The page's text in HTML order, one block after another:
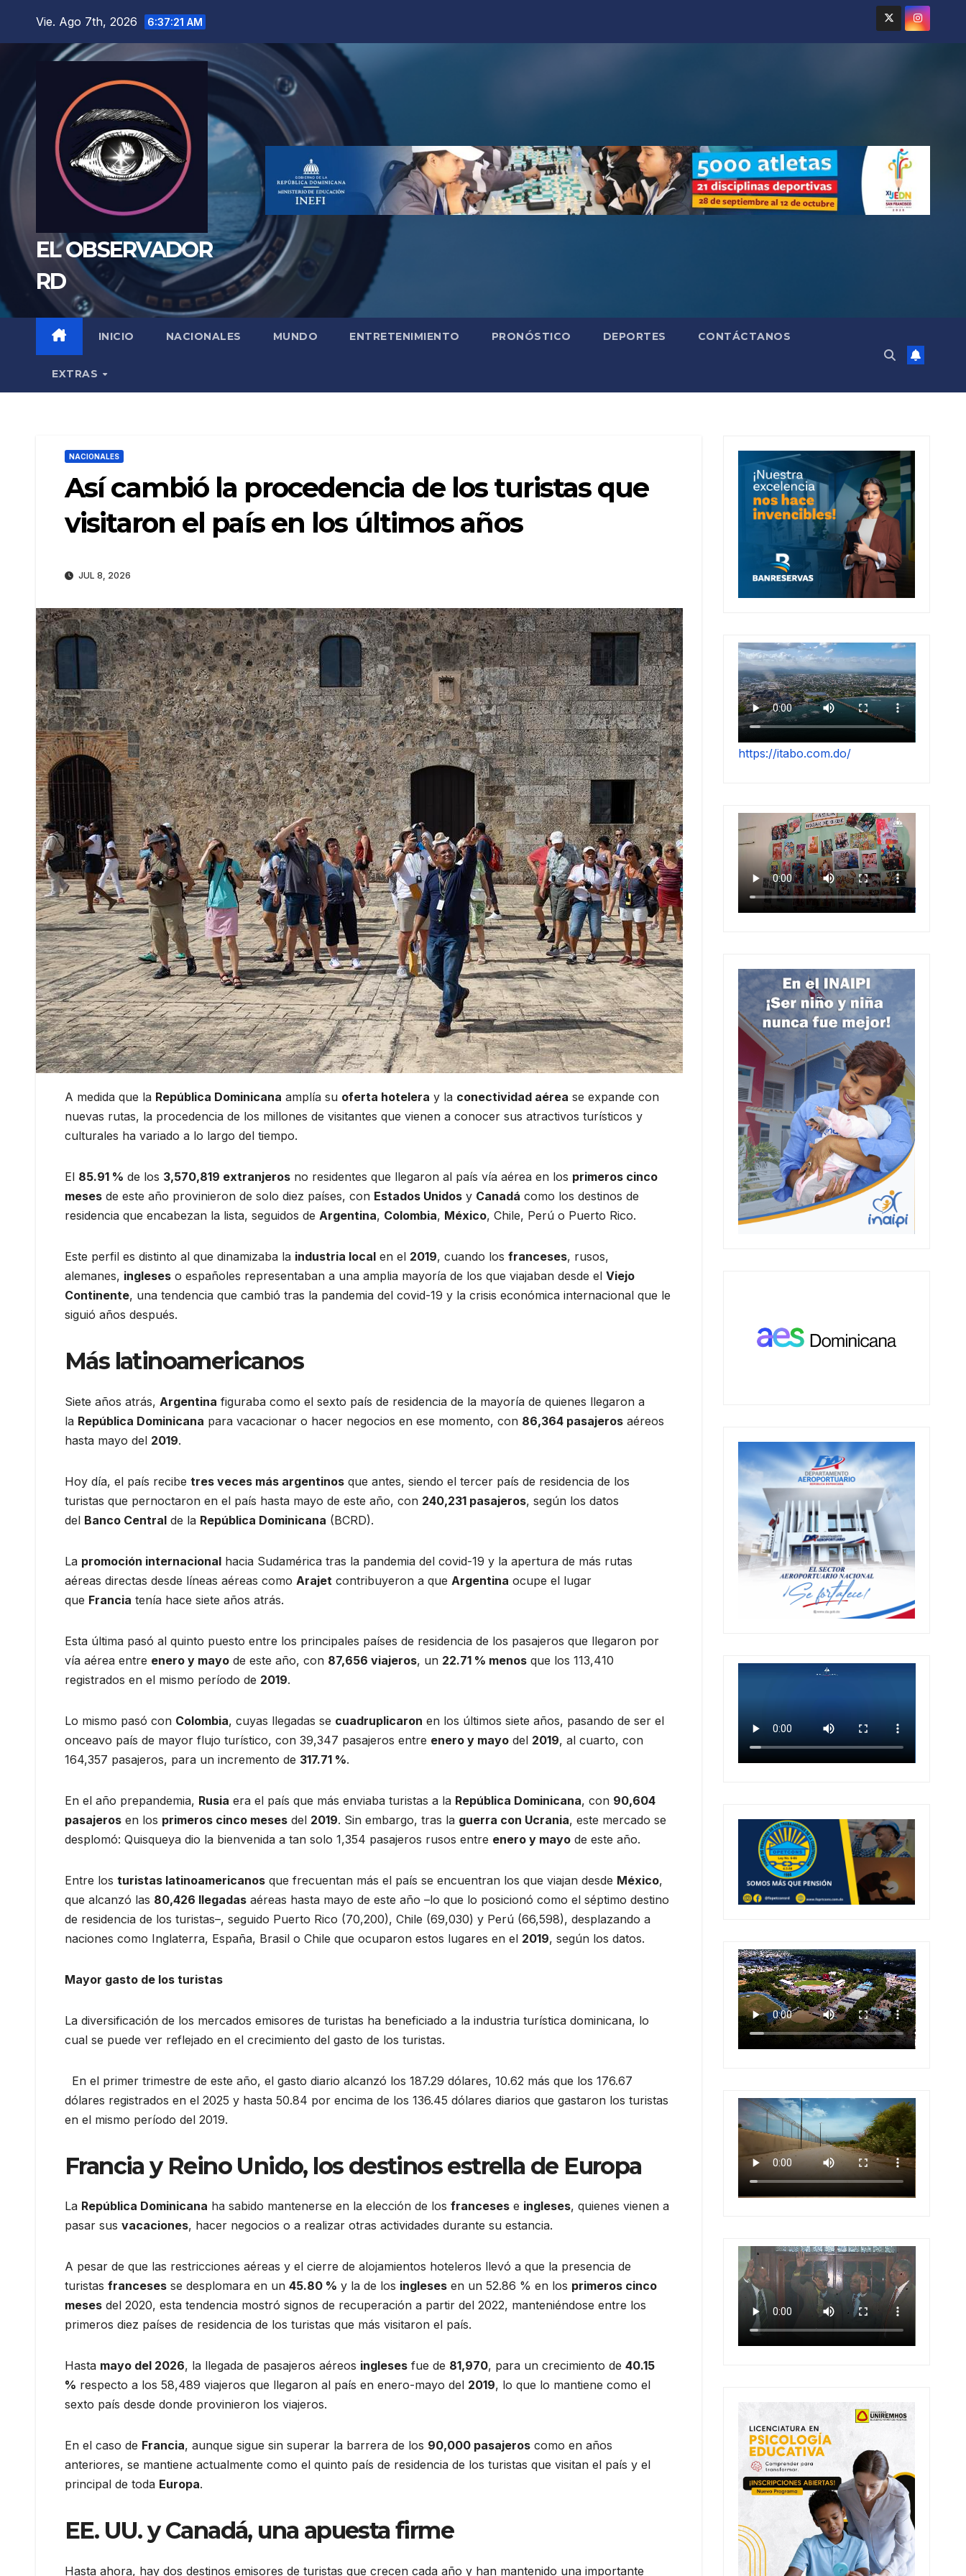
Vie. Ago 7th, 2026 6:37:22 AM
EL OBSERVADOR
RD
INICIO NACIONALES MUNDO ENTRETENIMIENTO PRONÓSTICO DEPORTES CONTÁCTANOS
EXTRAS
NACIONALES
Así cambió la procedencia de los turistas que
visitaron el país en los últimos años
JUL 8, 2026
A medida que la República Dominicana amplía su oferta hotelera y la conectividad aérea se expande con
nuevas rutas, la procedencia de los millones de visitantes que vienen a conocer sus atractivos turísticos y
culturales ha variado a lo largo del tiempo.
El 85.91 % de los 3,570,819 extranjeros no residentes que llegaron al país vía aérea en los primeros cinco
meses de este año provinieron de solo diez países, con Estados Unidos y Canadá como los destinos de
residencia que encabezan la lista, seguidos de Argentina, Colombia, México, Chile, Perú o Puerto Rico.
Este perfil es distinto al que dinamizaba la industria local en el 2019, cuando los franceses, rusos,
alemanes, ingleses o españoles representaban a una amplia mayoría de los que viajaban desde el Viejo
Continente, una tendencia que cambió tras la pandemia del covid-19 y la crisis económica internacional que le
siguió años después.
Más latinoamericanos
Siete años atrás, Argentina figuraba como el sexto país de residencia de la mayoría de quienes llegaron a
la República Dominicana para vacacionar o hacer negocios en ese momento, con 86,364 pasajeros aéreos
hasta mayo del 2019.
Hoy día, el país recibe tres veces más argentinos que antes, siendo el tercer país de residencia de los
turistas que pernoctaron en el país hasta mayo de este año, con 240,231 pasajeros, según los datos
del Banco Central de la República Dominicana (BCRD).
La promoción internacional hacia Sudamérica tras la pandemia del covid-19 y la apertura de más rutas
aéreas directas desde líneas aéreas como Arajet contribuyeron a que Argentina ocupe el lugar
que Francia tenía hace siete años atrás.
Esta última pasó al quinto puesto entre los principales países de residencia de los pasajeros que llegaron por
vía aérea entre enero y mayo de este año, con 87,656 viajeros, un 22.71 % menos que los 113,410
registrados en el mismo período de 2019.
Lo mismo pasó con Colombia, cuyas llegadas se cuadruplicaron en los últimos siete años, pasando de ser el
onceavo país de mayor flujo turístico, con 39,347 pasajeros entre enero y mayo del 2019, al cuarto, con
164,357 pasajeros, para un incremento de 317.71 %.
En el año prepandemia, Rusia era el país que más enviaba turistas a la República Dominicana, con 90,604
pasajeros en los primeros cinco meses del 2019. Sin embargo, tras la guerra con Ucrania, este mercado se
desplomó: Quisqueya dio la bienvenida a tan solo 1,354 pasajeros rusos entre enero y mayo de este año.
Entre los turistas latinoamericanos que frecuentan más el país se encuentran los que viajan desde México,
que alcanzó las 80,426 llegadas aéreas hasta mayo de este año –lo que lo posicionó como el séptimo destino
de residencia de los turistas–, seguido Puerto Rico (70,200), Chile (69,030) y Perú (66,598), desplazando a
naciones como Inglaterra, España, Brasil o Chile que ocuparon estos lugares en el 2019, según los datos.
Mayor gasto de los turistas
La diversificación de los mercados emisores de turistas ha beneficiado a la industria turística dominicana, lo
cual se puede ver reflejado en el crecimiento del gasto de los turistas.
En el primer trimestre de este año, el gasto diario alcanzó los 187.29 dólares, 10.62 más que los 176.67
dólares registrados en el 2025 y hasta 50.84 por encima de los 136.45 dólares diarios que gastaron los turistas
en el mismo período del 2019.
Francia y Reino Unido, los destinos estrella de Europa
La República Dominicana ha sabido mantenerse en la elección de los franceses e ingleses, quienes vienen a
pasar sus vacaciones, hacer negocios o a realizar otras actividades durante su estancia.
A pesar de que las restricciones aéreas y el cierre de alojamientos hoteleros llevó a que la presencia de
turistas franceses se desplomara en un 45.80 % y la de los ingleses en un 52.86 % en los primeros cinco
meses del 2020, esta tendencia mostró signos de recuperación a partir del 2022, manteniéndose entre los
primeros diez países de residencia de los turistas que más visitaron el país.
Hasta mayo del 2026, la llegada de pasajeros aéreos ingleses fue de 81,970, para un crecimiento de 40.15
% respecto a los 58,489 viajeros que llegaron al país en enero-mayo del 2019, lo que lo mantiene como el
sexto país desde donde provinieron los viajeros.
En el caso de Francia, aunque sigue sin superar la barrera de los 90,000 pasajeros como en años
anteriores, se mantiene actualmente como el quinto país de residencia de los turistas que visitan el país y el
principal de toda Europa.
EE. UU. yCanadá, una apuesta firme
Hasta ahora, hay dos destinos emisores de turistas que crecen cada año y han mantenido una importante
https://itabo.com.do/